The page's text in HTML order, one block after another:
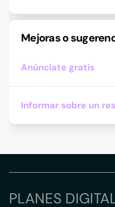
Mejoras o
Anúnciate gratis
Informar sobre un
PLANES